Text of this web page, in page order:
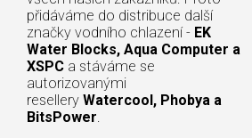
přidáváme do distribuce další
značky vodního chlazení - EK
Water Blocks, Aqua Computer a
XSPC a stáváme se
autorizovanými
resellery Watercool, Phobya a
BitsPower.